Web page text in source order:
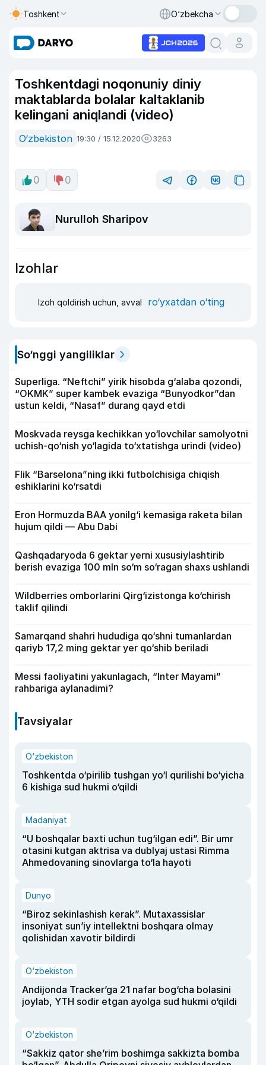
Toshkent O‘zbekcha
Toshkentdagi noqonuniy diniy
maktablarda bolalar kaltaklanib
kelingani aniqlandi (video)
O‘zbekiston 19:30 / 15.12.2020 3263
0 0
Nurulloh Sharipov
Izohlar
Izoh qoldirish uchun, avval ro‘yxatdan o‘ting
So‘nggi yangiliklar
Superliga. “Neftchi” yirik hisobda g‘alaba qozondi,
“OKMK” super kambek evaziga “Bunyodkor”dan
ustun keldi, “Nasaf” durang qayd etdi
Moskvada reysga kechikkan yo‘lovchilar samolyotni
uchish-qo‘nish yo‘lagida to‘xtatishga urindi (video)
Flik “Barselona”ning ikki futbolchisiga chiqish
eshiklarini ko‘rsatdi
Eron Hormuzda BAA yonilg‘i kemasiga raketa bilan
hujum qildi — Abu Dabi
Qashqadaryoda 6 gektar yerni xususiylashtirib
berish evaziga 100 mln so‘m so‘ragan shaxs ushlandi
Wildberries omborlarini Qirg‘izistonga ko‘chirish
taklif qilindi
Samarqand shahri hududiga qo‘shni tumanlardan
qariyb 17,2 ming gektar yer qo‘shib beriladi
Messi faoliyatini yakunlagach, “Inter Mayami”
rahbariga aylanadimi?
Tavsiyalar
O‘zbekiston
Toshkentda o‘pirilib tushgan yo‘l qurilishi bo‘yicha
6 kishiga sud hukmi o‘qildi
Madaniyat
“U boshqalar baxti uchun tug‘ilgan edi”. Bir umr
otasini kutgan aktrisa va dublyaj ustasi Rimma
Ahmedovaning sinovlarga to‘la hayoti
Dunyo
“Biroz sekinlashish kerak”. Mutaxassislar
insoniyat sun’iy intellektni boshqara olmay
qolishidan xavotir bildirdi
O‘zbekiston
Andijonda Tracker’ga 21 nafar bog‘cha bolasini
joylab, YTH sodir etgan ayolga sud hukmi o‘qildi
O‘zbekiston
“Sakkiz qator she’rim boshimga sakkizta bomba